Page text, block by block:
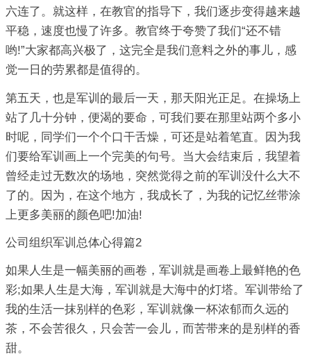
六连了。就这样，在教官的指导下，我们逐步变得越来越
平稳，速度也慢了许多。教官终于夸赞了我们“还不错
哟!”大家都高兴极了，这完全是我们意料之外的事儿，感
觉一日的劳累都是值得的。
第五天，也是军训的最后一天，那天阳光正足。在操场上
站了几十分钟，便渴的要命，可我们要在那里站两个多小
时呢，同学们一个个口干舌燥，可还是站着笔直。因为我
们要给军训画上一个完美的句号。当大会结束后，我望着
曾经走过无数次的场地，突然觉得之前的军训没什么大不
了的。因为，在这个地方，我成长了，为我的记忆丝带涂
上更多美丽的颜色吧!加油!
公司组织军训总体心得篇2
如果人生是一幅美丽的画卷，军训就是画卷上最鲜艳的色
彩;如果人生是大海，军训就是大海中的灯塔。军训带给了
我的生活一抹别样的色彩，军训就像一杯浓郁而久远的
茶，不会苦很久，只会苦一会儿，而苦带来的是别样的香
甜。